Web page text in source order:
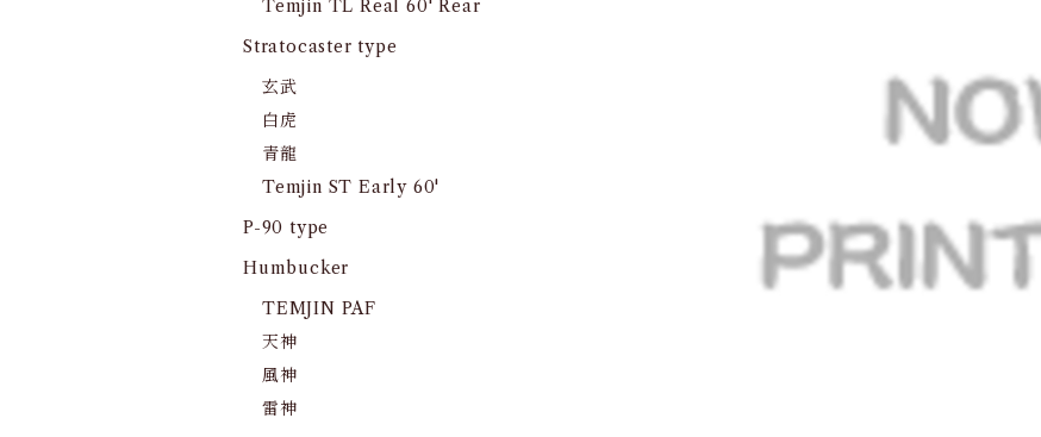
Temjin TL Real 60' Rear
Stratocaster type
玄武
白虎
青龍
Temjin ST Early 60'
P-90 type
Humbucker
TEMJIN PAF
天神
風神
雷神